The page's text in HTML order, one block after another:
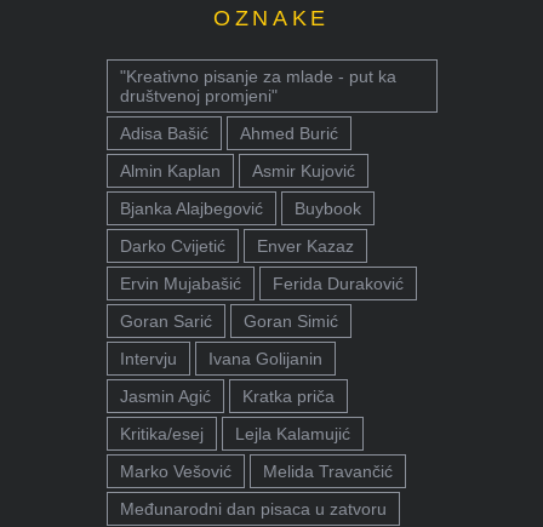
OZNAKE
"Kreativno pisanje za mlade - put ka
društvenoj promjeni"
Adisa Bašić
Ahmed Burić
Almin Kaplan
Asmir Kujović
Bjanka Alajbegović
Buybook
Darko Cvijetić
Enver Kazaz
Ervin Mujabašić
Ferida Duraković
Goran Sarić
Goran Simić
Intervju
Ivana Golijanin
Jasmin Agić
Kratka priča
Kritika/esej
Lejla Kalamujić
Marko Vešović
Melida Travančić
Međunarodni dan pisaca u zatvoru